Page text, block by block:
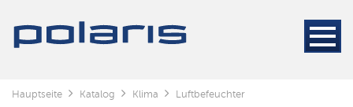
Hauptseite Katalog Klima Luftbefeuchter
Luftbefeuchter
Polaris
Luftwäscher